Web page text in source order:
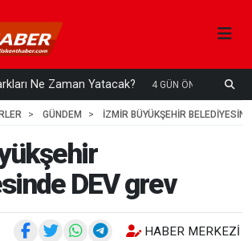
Temiz Suya Erişimde Kalıcı Bir Çözüm
4
GÜNDEM İZMIR BÜYÜKŞEHIR
DEV grev
HABER MERKEZI